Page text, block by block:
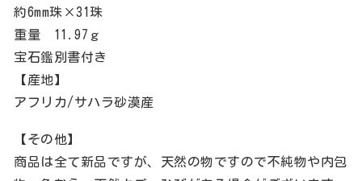
約6mm珠×31珠
重量 11.97ｇ
宝石鑑別書付き
【産地】
アフリカ/サハラ砂漠産
【その他】
商品は全て新品ですが、天然の物ですので不純物や内包